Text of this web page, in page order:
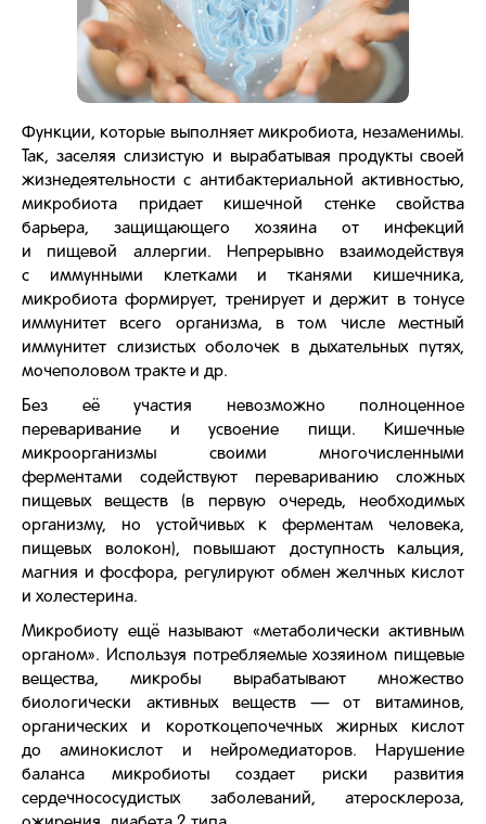
Функции, которые выполняет микробиота, незаменимы.
Так, заселяя слизистую и вырабатывая продукты своей
жизнедеятельности с антибактериальной активностью,
микробиота придает кишечной стенке свойства
барьера, защищающего хозяина от инфекций
и пищевой аллергии. Непрерывно взаимодействуя
с иммунными клетками и тканями кишечника,
микробиота формирует, тренирует и держит в тонусе
иммунитет всего организма, в том числе местный
иммунитет слизистых оболочек в дыхательных путях,
мочеполовом тракте и др.
Без её участия невозможно полноценное
переваривание и усвоение пищи. Кишечные
микроорганизмы своими многочисленными
ферментами содействуют перевариванию сложных
пищевых веществ (в первую очередь, необходимых
организму, но устойчивых к ферментам человека,
пищевых волокон), повышают доступность кальция,
магния и фосфора, регулируют обмен желчных кислот
и холестерина.
Микробиоту ещё называют «метаболически активным
органом». Используя потребляемые хозяином пищевые
вещества, микробы вырабатывают множество
биологически активных веществ — от витаминов,
органических и короткоцепочечных жирных кислот
до аминокислот и нейромедиаторов. Нарушение
баланса микробиоты создает риски развития
сердечнососудистых заболеваний, атеросклероза,